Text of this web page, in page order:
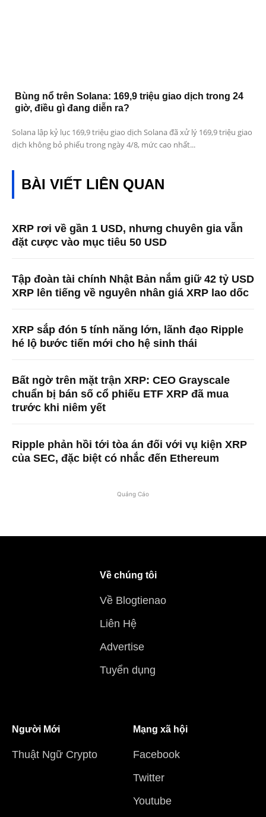
Bùng nổ trên Solana: 169,9 triệu giao dịch trong 24
giờ, điều gì đang diễn ra?
Solana lập kỷ lục 169,9 triệu giao dịch Solana đã xử lý 169,9 triệu giao
dịch không bỏ phiếu trong ngày 4/8, mức cao nhất...
BÀI VIẾT LIÊN QUAN
XRP rơi về gần 1 USD, nhưng chuyên gia vẫn
đặt cược vào mục tiêu 50 USD
Tập đoàn tài chính Nhật Bản nắm giữ 42 tỷ USD
XRP lên tiếng về nguyên nhân giá XRP lao dốc
XRP sắp đón 5 tính năng lớn, lãnh đạo Ripple
hé lộ bước tiến mới cho hệ sinh thái
Bất ngờ trên mặt trận XRP: CEO Grayscale
chuẩn bị bán số cổ phiếu ETF XRP đã mua
trước khi niêm yết
Ripple phản hồi tới tòa án đối với vụ kiện XRP
của SEC, đặc biệt có nhắc đến Ethereum
Quảng Cáo
Về chúng tôi
Về Blogtienao
Liên Hệ
Advertise
Tuyển dụng
Người Mới
Thuật Ngữ Crypto
Mạng xã hội
Facebook
Twitter
Youtube